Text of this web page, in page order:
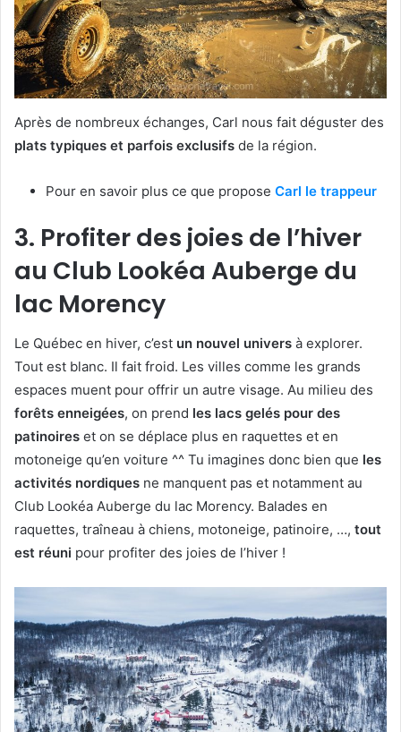
Après de nombreux échanges, Carl nous fait déguster des
plats typiques et parfois exclusifs de la région.
Pour en savoir plus ce que propose Carl le trappeur
3. Profiter des joies de l’hiver
au Club Lookéa Auberge du
lac Morency
Le Québec en hiver, c’est un nouvel univers à explorer.
Tout est blanc. Il fait froid. Les villes comme les grands
espaces muent pour offrir un autre visage. Au milieu des
forêts enneigées, on prend les lacs gelés pour des
patinoires et on se déplace plus en raquettes et en
motoneige qu’en voiture ^^ Tu imagines donc bien que les
activités nordiques ne manquent pas et notamment au
Club Lookéa Auberge du lac Morency. Balades en
raquettes, traîneau à chiens, motoneige, patinoire, …, tout
est réuni pour profiter des joies de l’hiver !